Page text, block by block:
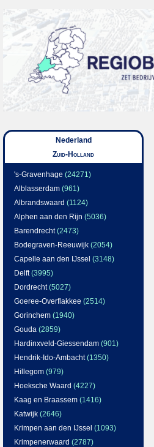
Nederland
Zuid-Holland
's-Gravenhage (24271)
Alblasserdam (961)
Albrandswaard (1124)
Alphen aan den Rijn (5036)
Barendrecht(2473)
Bodegraven-Reeuwijk (2054)
Capelle aan den IJssel (3148)
Delft(3995)
Dordrecht(5027)
Goeree-Overflakkee (2514)
Gorinchem (1940)
Gouda (2859)
Hardinxveld-Giessendam (901)
Hendrik-Ido-Ambacht(1350)
Hillegom (979)
Hoeksche Waard (4227)
Kaag en Braassem (1416)
Katwijk (2646)
Krimpen aan den IJssel (1093)
Krimpenerwaard (2787)